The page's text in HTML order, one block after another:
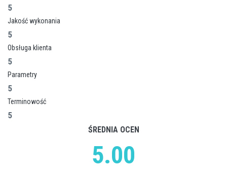
5
Jakość wykonania
5
Obsługa klienta
5
Parametry
5
Terminowość
5
ŚREDNIA OCEN
5.00